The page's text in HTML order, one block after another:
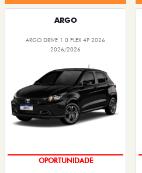
ARGO
ARGO DRIVE 1.0 FLEX 4P 2026
2026/2026
OPORTUNIDADE